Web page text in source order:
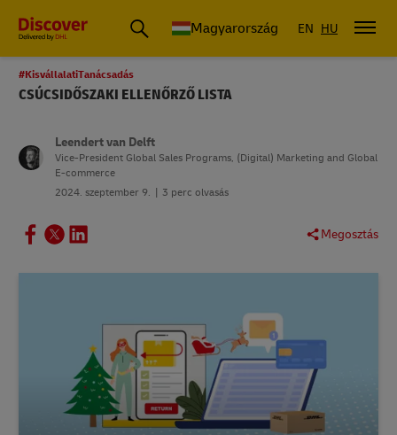
Magyarország EN HU
#KisvállalatiTanácsadás
CSÚCSIDŐSZAKI ELLENŐRZŐ LISTA
Leendert van Delft
Vice-President Global Sales Programs, (Digital) Marketing and Global
E-commerce
2024. szeptember 9.
3 perc olvasás
Megosztás